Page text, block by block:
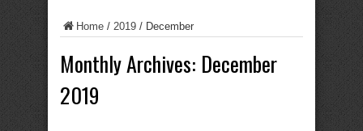
Home / 2019 / December
Monthly Archives: December
2019